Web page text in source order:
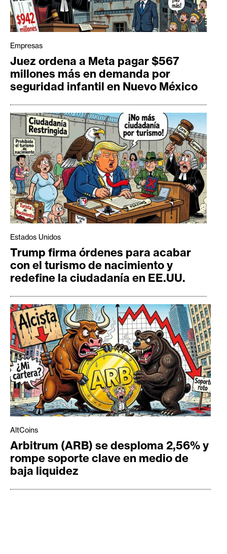
Empresas
Juez ordena a Meta pagar $567
millones más en demanda por
seguridad infantil en Nuevo México
Estados Unidos
Trump firma órdenes para acabar
con el turismo de nacimiento y
redefine la ciudadanía en EE.UU.
AltCoins
Arbitrum (ARB) se desploma 2,56% y
rompe soporte clave en medio de
baja liquidez